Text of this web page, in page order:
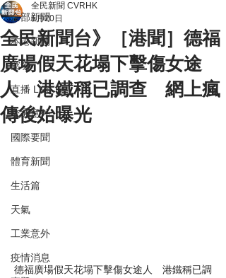
全部新聞
本港新聞
突發
直播 Live
交通意外
國際要聞
體育新聞
生活篇
天氣
工業意外
疫情消息
全民新聞台》［港聞］德福
廣場假天花塌下擊傷女途
人 港鐵稱已調查 網上瘋
傳後始曝光
全民新聞 CVRHK
6月20日
德福廣場假天花塌下擊傷女途人　港鐵稱已調